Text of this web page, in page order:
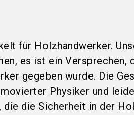
für Holzhandwerker.
es ist ein Versprechen,
gegeben wurde. Die
Physiker und
die Sicherheit in der